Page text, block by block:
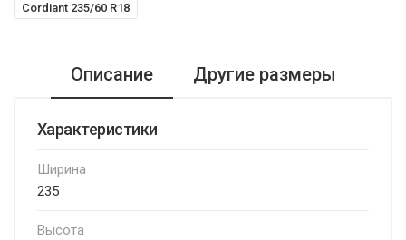
Cordiant 235/60 R18
Описание Другие размеры
Характеристики
Ширина
235
Высота